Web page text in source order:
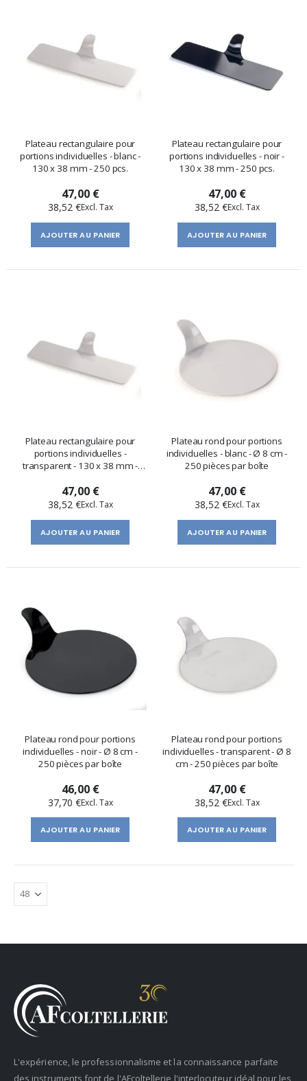
Plateau rectangulaire pour
portions individuelles - blanc -
130 x 38 mm - 250 pcs.
47,00 €
38,52 €
AJOUTER AU PANIER
Plateau rectangulaire pour
portions individuelles - noir -
130 x 38 mm - 250 pcs.
47,00 €
38,52 €
AJOUTER AU PANIER
Plateau rectangulaire pour
portions individuelles -
transparent - 130 x 38 mm -
47,00 €
38,52 €
AJOUTER AU PANIER
Plateau rond pour portions
individuelles - blanc - Ø 8 cm -
250 pièces par boîte
47,00 €
38,52 €
AJOUTER AU PANIER
Plateau rond pour portions
individuelles - noir - Ø 8 cm -
250 pièces par boîte
46,00 €
37,70 €
AJOUTER AU PANIER
Plateau rond pour portions
individuelles - transparent - Ø 8
cm - 250 pièces par boîte
47,00 €
38,52 €
AJOUTER AU PANIER
L'expérience, le professionnalisme et la connaissance parfaite
des instruments font de l'AFcoltellerie l'interlocuteur idéal pour les